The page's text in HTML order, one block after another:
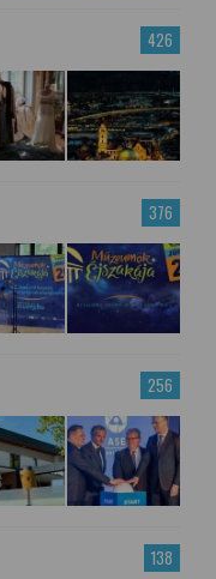
426
376
256
138